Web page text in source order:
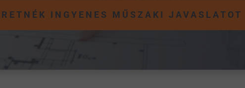
INGYENES MŰSZAKI JAVASLATOT